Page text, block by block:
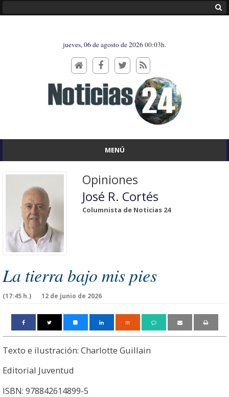
jueves, 06 de agosto de 202600:03h.
MENÚ
Opiniones
José R. Cortés
Columnista de Noticias 24
La tierra bajo mis pies
12 de junio de 2026
(17:45 h.)
m
Texto e ilustración: Charlotte Guillain
Editorial Juventud
ISBN: 978842614899-5